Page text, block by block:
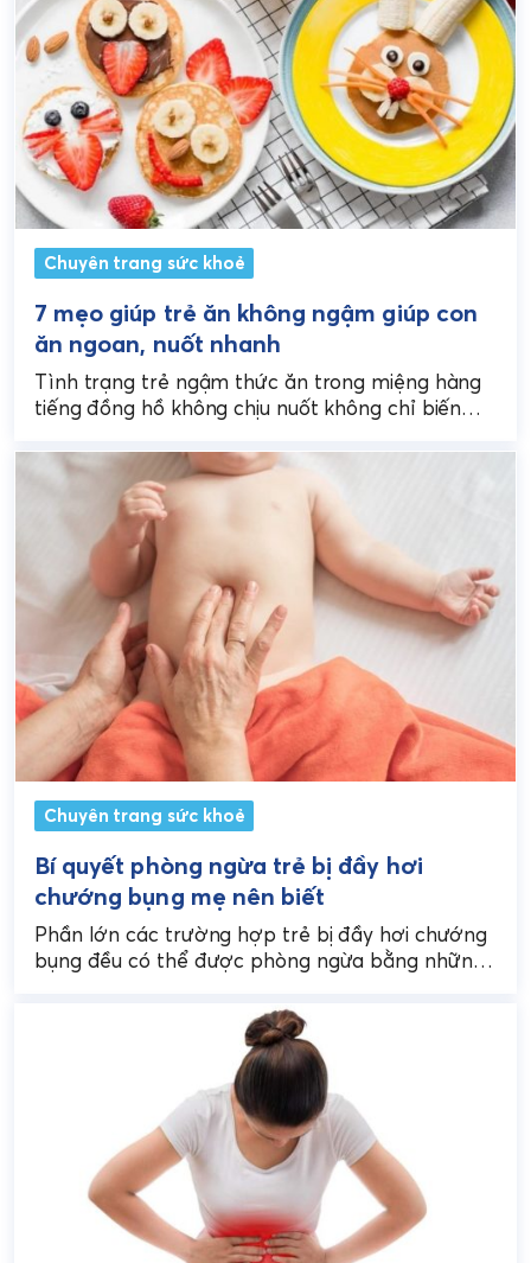
Chuyên trang sức khoẻ
7 mẹo giúp trẻ ăn không ngậm giúp con
ăn ngoan, nuốt nhanh
Tình trạng trẻ ngậm thức ăn trong miệng hàng
tiếng đồng hồ không chịu nuốt không chỉ biến
Chuyên trang sức khoẻ
Bí quyết phòng ngừa trẻ bị đầy hơi
chướng bụng mẹ nên biết
Phần lớn các trường hợp trẻ bị đầy hơi chướng
bụng đều có thể được phòng ngừa bằng những